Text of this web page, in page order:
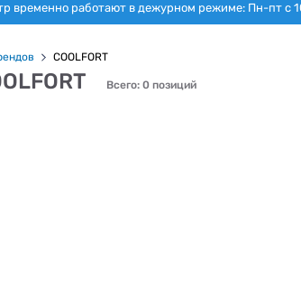
временно работают в дежурном режиме: Пн-пт с 10
COOLFORT
Всего: 0 позиций